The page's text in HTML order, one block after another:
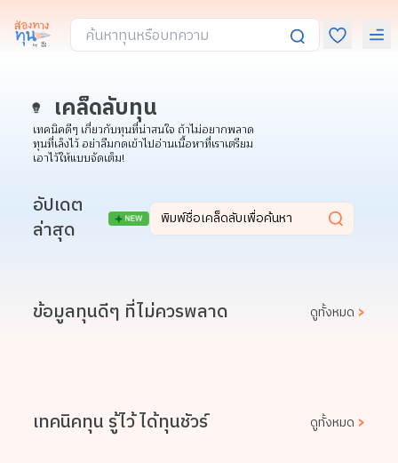
เคล็ดลับทุน
เทคนิคดีๆ เกี่ยวกับทุนที่น่าสนใจ ถ้าไม่อยากพลาด
ทุนที่เล็งไว้ อย่าลืมกดเข้าไปอ่านเนื้อหาที่เราเตรียม
เอาไว้ให้แบบจัดเต็ม!
อัปเดต
ล่าสุด
ข้อมูลทุนดีๆ ที่ไม่ควรพลาด ดูทั้งหมด >
เทคนิคทุน รู้ไว้ ได้ทุนชัวร์ ดูทั้งหมด >